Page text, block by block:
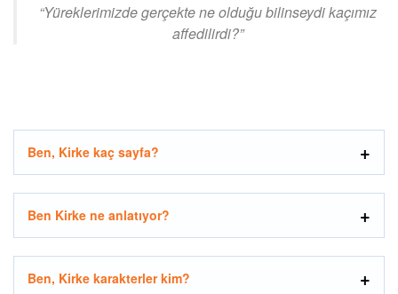
“Yüreklerimizde gerçekte ne olduğu bilinseydi kaçımız
affedilirdi?”
Ben, Kirke kaç sayfa?
Ben Kirke ne anlatıyor?
Ben, Kirke karakterler kim?